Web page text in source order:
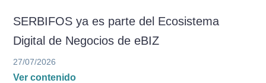
SERBIFOS ya es parte del Ecosistema
Digital de Negocios de eBIZ
27/07/2026
Ver contenido